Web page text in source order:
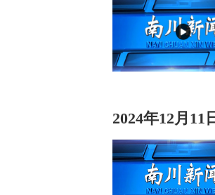
2024年12月11